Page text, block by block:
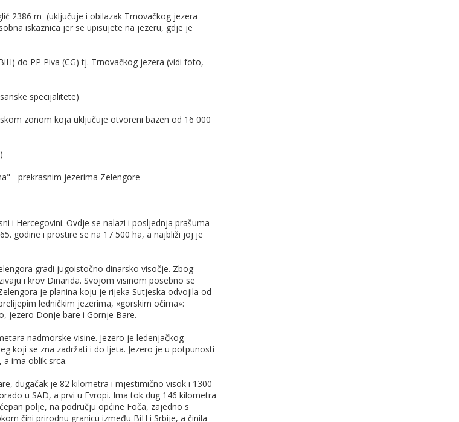
2386 m (uključuje i obilazak Trnovačkog jezera
iskaznica jer se upisujete na jezeru, gdje je
do PP Piva (CG) tj. Trnovačkog jezera (vidi foto,
specijalitete)
zonom koja uključuje otvoreni bazen od 16 000
- prekrasnim jezerima Zelengore
i Hercegovini. Ovdje se nalazi i posljednja prašuma
godine i prostire se na 17 500 ha, a najbliži joj je
gradi jugoistočno dinarsko visočje. Zbog
i krov Dinarida. Svojom visinom posebno se
je planina koju je rijeka Sutjeska odvojila od
ledničkim jezerima, «gorskim očima»:
jezero Donje bare i Gornje Bare.
nadmorske visine. Jezero je ledenjačkog
koji se zna zadržati i do ljeta. Jezero je u potpunosti
ima oblik srca.
dugačak je 82 kilometra i mjestimično visok i 1300
u SAD, a prvi u Evropi. Ima tok dug 146 kilometra
polje, na području općine Foča, zajedno s
čini prirodnu granicu između BiH i Srbije, a činila